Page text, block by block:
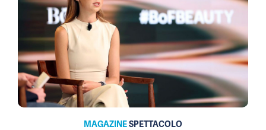
MAGAZINESPETTACOLO